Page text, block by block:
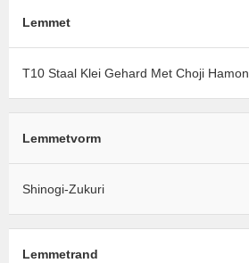
Lemmet
T10 Staal Klei Gehard Met Choji Hamon
Lemmetvorm
Shinogi-Zukuri
Lemmetrand